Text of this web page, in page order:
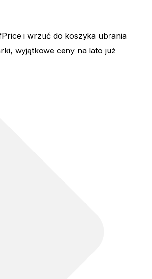
i wrzuć do koszyka ubrania
wyjątkowe ceny na lato już